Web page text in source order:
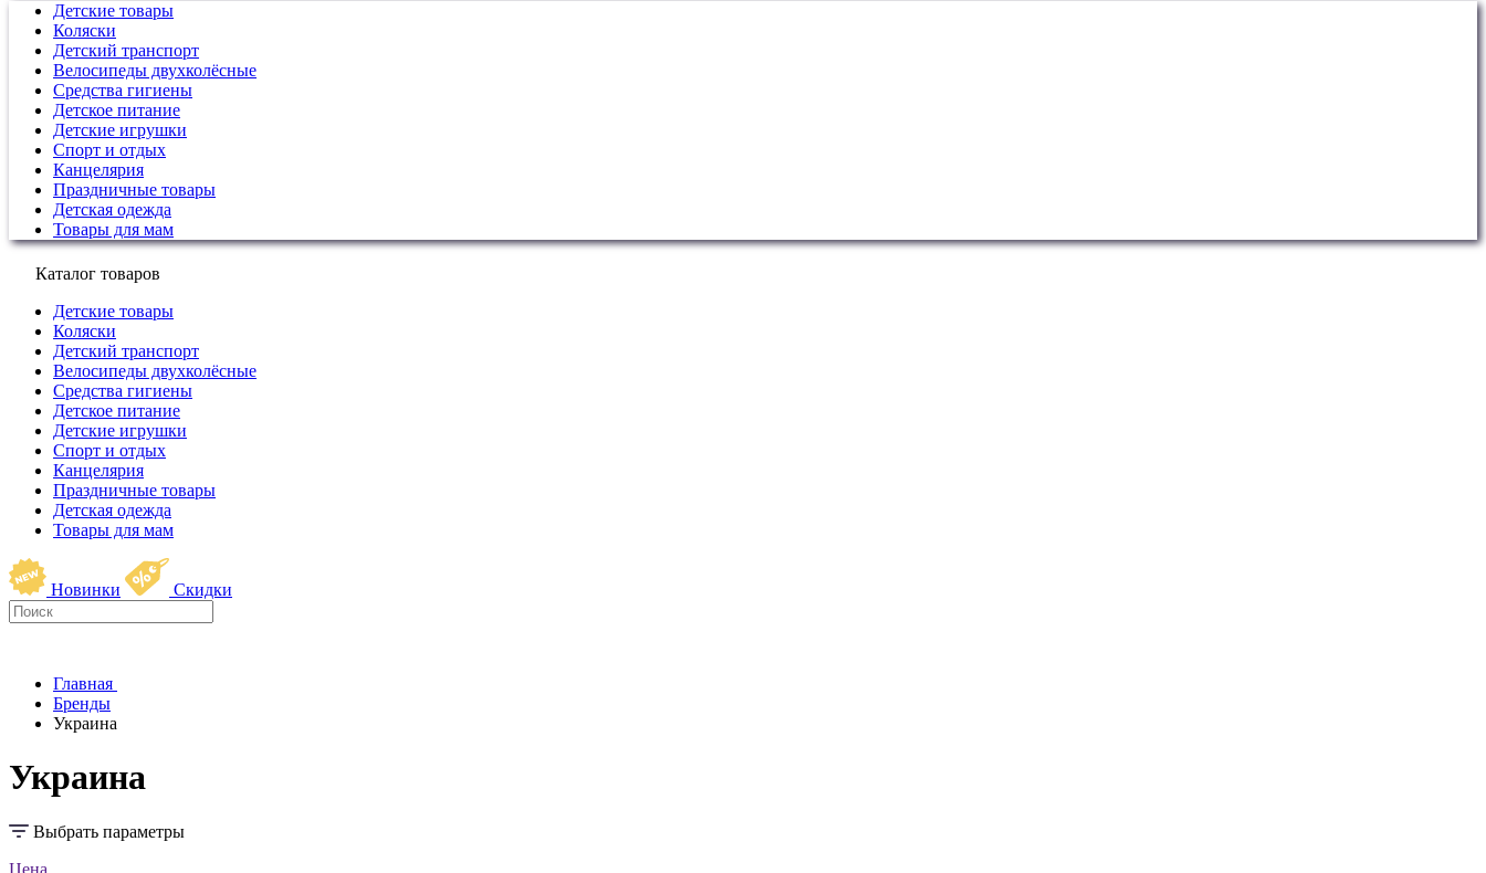
Детские товары
Коляски
Детский транспорт
Велосипеды двухколёсные
Средства гигиены
Детское питание
Детские игрушки
Спорт и отдых
Канцелярия
Праздничные товары
Детская одежда
Товары для мам
Каталог товаров
Детские товары
Коляски
Детский транспорт
Велосипеды двухколёсные
Средства гигиены
Детское питание
Детские игрушки
Спорт и отдых
Канцелярия
Праздничные товары
Детская одежда
Товары для мам
Новинки Скидки
Главная
Бренды
Украина
Украина
Выбрать параметры
Цена